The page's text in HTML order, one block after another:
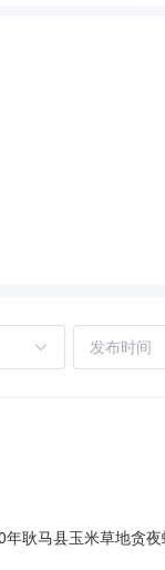
耿马县玉米草地贪